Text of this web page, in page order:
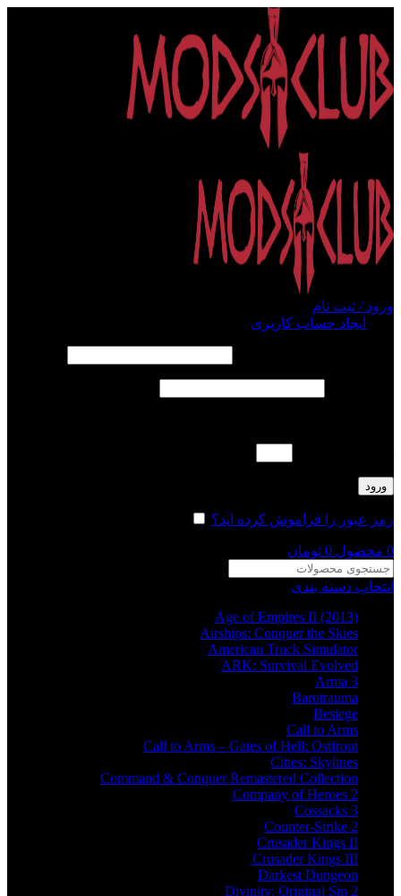
ورود / ثبت نام
ایجاد حساب کاربری
ورود
رمز عبور را فراموش کرده اید؟
0 محصول 0 تومان
انتخاب دسته بندی
Age of Empires II (2013)
Airships: Conquer the Skies
American Truck Simulator
ARK: Survival Evolved
Arma 3
Barotrauma
Besiege
Call to Arms
Call to Arms – Gates of Hell: Ostfront
Cities: Skylines
Command & Conquer Remastered Collection
Company of Heroes 2
Cossacks 3
Counter-Strike 2
Crusader Kings II
Crusader Kings III
Darkest Dungeon
Divinity: Original Sin 2